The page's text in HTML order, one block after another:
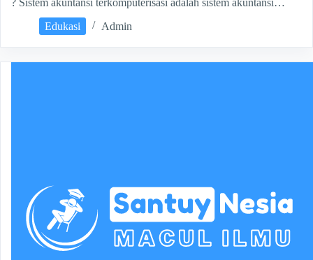
? Sistem akuntansi terkomputerisasi adalah sistem akuntansi…
Edukasi
Admin